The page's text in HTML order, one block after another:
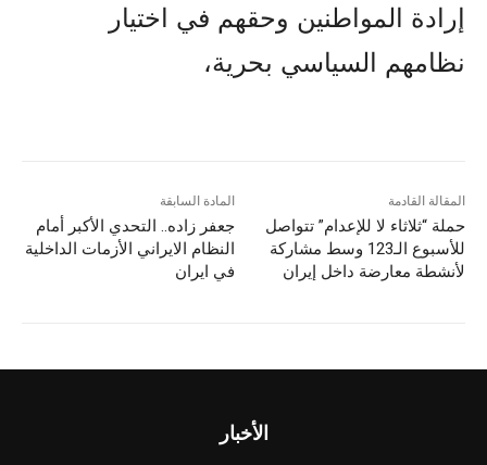
إرادة المواطنين وحقهم في اختيار
نظامهم السياسي بحرية،
المادة السابقة
جعفر زاده.. التحدي الأكبر أمام
النظام الایراني الأزمات الداخلية
في ایران
المقالة القادمة
حملة “ثلاثاء لا للإعدام” تتواصل
للأسبوع الـ123 وسط مشاركة
لأنشطة معارضة داخل إيران
الأخبار